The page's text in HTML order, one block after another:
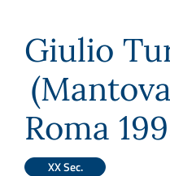
Giulio
Roma
XX Sec.